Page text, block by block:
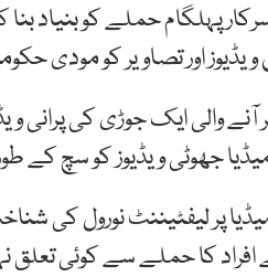
پہلگام حملے کو بنیاد
ویڈیوز اور تصاویر کو
آنے والی ایک جوڑی کی
میڈیا جھوٹی ویڈیوز کو سچ کے
پر لیفٹیننٹ نورول کی
کا حملے سے کوئی تعلق